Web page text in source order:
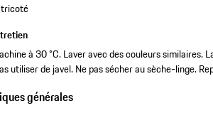
à 30 °C. Laver avec des couleurs similaires.
utiliser de javel. Ne pas sécher au sèche-linge.
générales